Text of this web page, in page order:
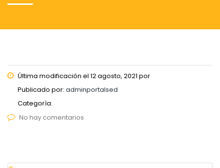
Última modificación el 12 agosto, 2021 por
Publicado por: adminportalsed
Categoría:
No hay comentarios